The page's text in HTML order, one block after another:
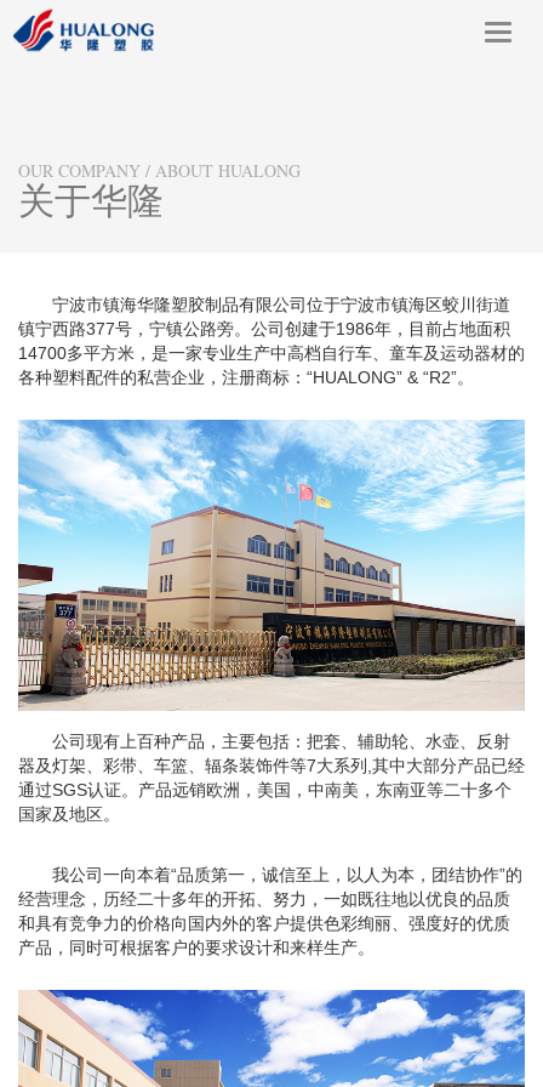
OUR COMPANY / ABOUT HUALONG
关于华隆
宁波市镇海华隆塑胶制品有限公司位于宁波市镇海区蛟川街道
镇宁西路377号，宁镇公路旁。公司创建于1986年，目前占地面积
14700多平方米，是一家专业生产中高档自行车、童车及运动器材的
各种塑料配件的私营企业，注册商标：“HUALONG” & “R2”。
公司现有上百种产品，主要包括：把套、辅助轮、水壶、反射
器及灯架、彩带、车篮、辐条装饰件等7大系列,其中大部分产品已经
通过SGS认证。产品远销欧洲，美国，中南美，东南亚等二十多个
国家及地区。
我公司一向本着“品质第一，诚信至上，以人为本，团结协作”的
经营理念，历经二十多年的开拓、努力，一如既往地以优良的品质
和具有竞争力的价格向国内外的客户提供色彩绚丽、强度好的优质
产品，同时可根据客户的要求设计和来样生产。